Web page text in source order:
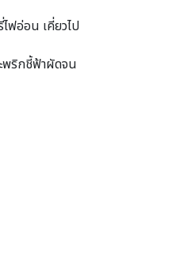
ฟอ่อน เคี่ยวไป
พริกชี้ฟ้าผัดจน